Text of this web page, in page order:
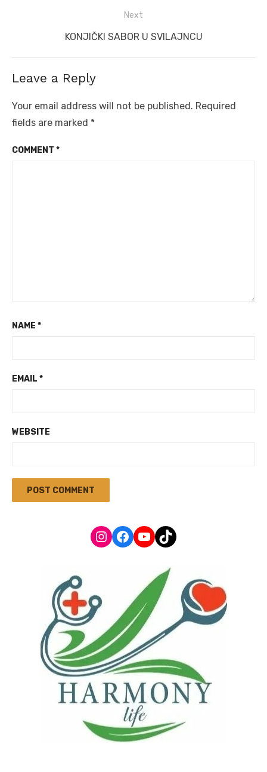
Next
Next
KONJIČKI SABOR U SVILAJNCU
Leave a Reply
Your email address will not be published. Required
fields are marked *
COMMENT *
NAME *
EMAIL *
WEBSITE
Instagram
Facebook
YouTube
TikTok